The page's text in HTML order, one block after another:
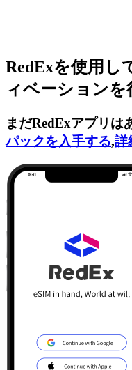
RedExを使用し
ィベーションを
まだRedExアプリは
パックを入手する,詳